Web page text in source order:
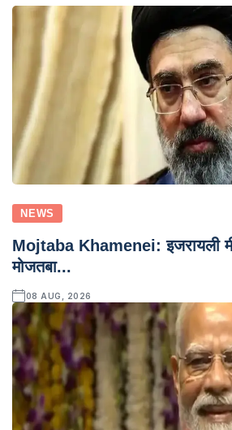
NEWS
Mojtaba Khamenei: इजरायली
मोजतबा...
08 AUG, 2026